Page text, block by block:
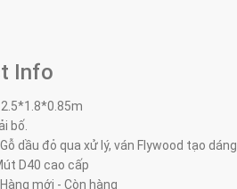
Info
2.5*1.8*0.85m
bố.
Gỗ dầu đỏ qua xử lý, ván Flywood tạo dáng.
D40 cao cấp
Hàng mới - Còn hàng